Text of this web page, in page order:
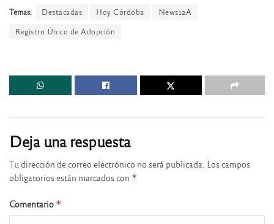
Temas: Destacadas Hoy Córdoba
News12A
Registro Único de Adopción
Deja una respuesta
Tu dirección de correo electrónico no será publicada. Los campos
obligatorios están marcados con *
Comentario *